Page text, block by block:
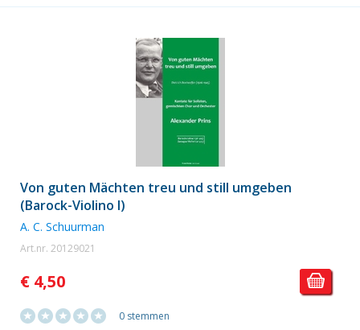
Von guten Mächten treu und still umgeben
(Barock-Violino I)
A. C. Schuurman
Art.nr. 20129021
€ 4,50
0 stemmen